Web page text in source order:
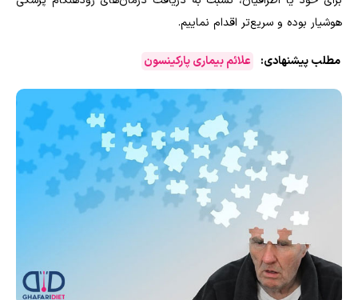
هوشیار بوده و سریع‌تر اقدام نماییم.
مطلب پیشنهادی: علائم بیماری پارکینسون